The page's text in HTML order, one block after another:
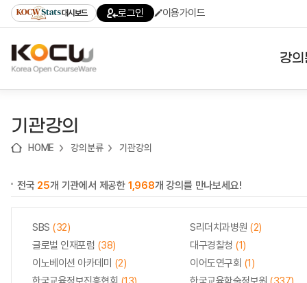
기
기
기
content)
가
대시보드 로그인 이용가이드
강
기관강의
HOME 강의분류 기관강의
전국 25개 기관에서 제공한 1,968개 강의를 만나보세요!
SBS (32) S리더치과병원 (2)
글로벌 인재포럼 (38) 대구경찰청 (1)
이노베이션 아카데미 (2) 이어도연구회 (1)